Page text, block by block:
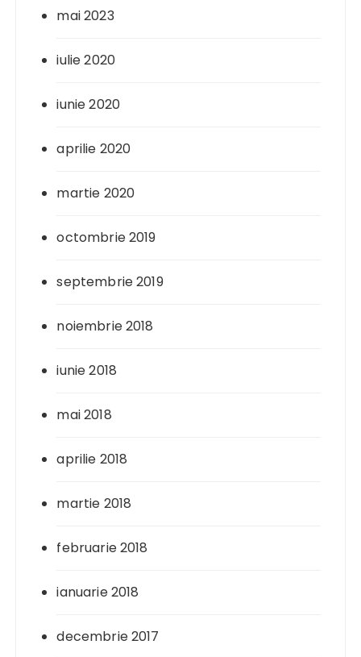
mai 2023
iulie 2020
iunie 2020
aprilie 2020
martie 2020
octombrie 2019
septembrie 2019
noiembrie 2018
iunie 2018
mai 2018
aprilie 2018
martie 2018
februarie 2018
ianuarie 2018
decembrie 2017